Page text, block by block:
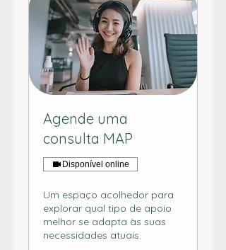
Agende uma
consulta MAP
Disponível online
Um espaço acolhedor para
explorar qual tipo de apoio
melhor se adapta às suas
necessidades atuais.